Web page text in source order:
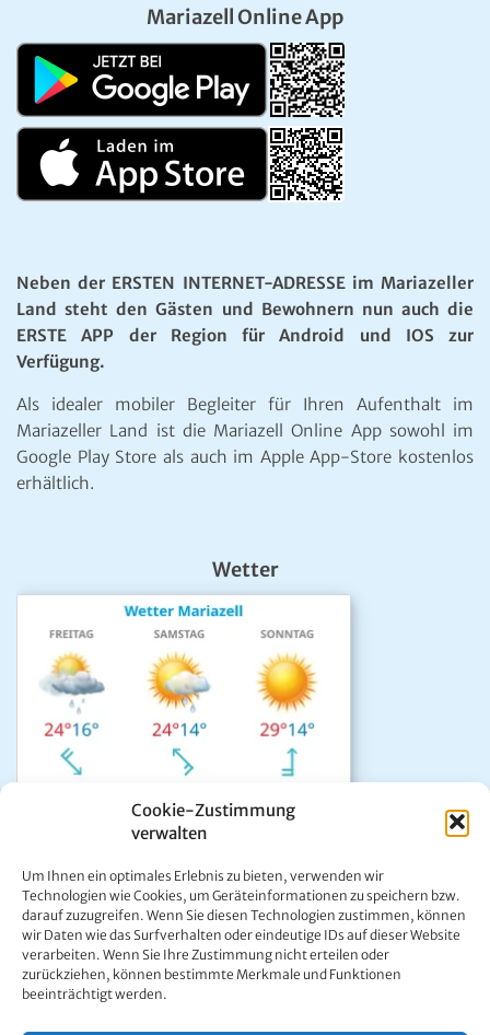
Cookie-Zustimmung
verwalten
Um Ihnen ein optimales Erlebnis zu bieten, verwenden wir
Technologien wie Cookies, um Geräteinformationen zu speichern bzw.
darauf zuzugreifen. Wenn Sie diesen Technologien zustimmen, können
wir Daten wie das Surfverhalten oder eindeutige IDs auf dieser Website
verarbeiten. Wenn Sie Ihre Zustimmung nicht erteilen oder
zurückziehen, können bestimmte Merkmale und Funktionen
beeinträchtigt werden.
Mariazell Online App
Neben der ERSTEN INTERNET-ADRESSE im Mariazeller
Land steht den Gästen und Bewohnern nun auch die
ERSTE APP der Region für Android und IOS zur
Verfügung.
Als idealer mobiler Begleiter für Ihren Aufenthalt im
Mariazeller Land ist die Mariazell Online App sowohl im
Google Play Store als auch im Apple App-Store kostenlos
erhältlich.
Wetter
Das aktuelle Wetter in Mariazell
Unwetter Warnzentrale
Satellitenbild GeoSphere
ÖAMTC Verkehrsservice